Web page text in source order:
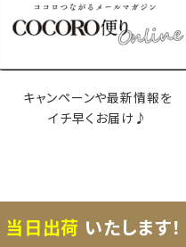
キャンペーンや最新情報を
イチ早くお届け♪
当日出荷 いたします！